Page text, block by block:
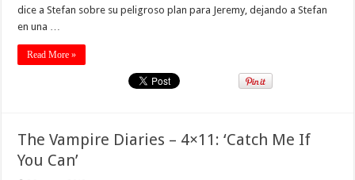
dice a Stefan sobre su peligroso plan para Jeremy, dejando a Stefan
en una …
Read More »
The Vampire Diaries – 4×11: ‘Catch Me If
You Can’